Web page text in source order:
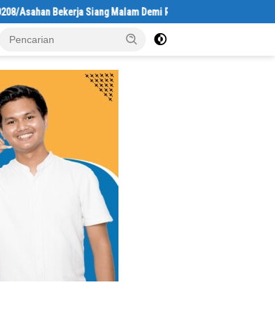
Malam Demi Renovasi Mushollah Al Maghribi